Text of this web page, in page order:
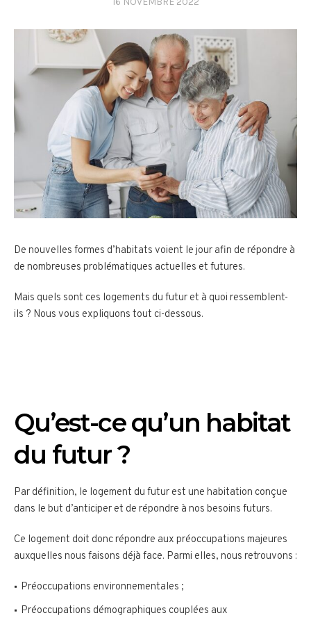
De nouvelles formes d’habitats voient le jour afin de répondre à
de nombreuses problématiques actuelles et futures.
Mais quels sont ces logements du futur et à quoi ressemblent-
ils ? Nous vous expliquons tout ci-dessous.
Qu’est-ce qu’un habitat
du futur ?
Par définition, le logement du futur est une habitation conçue
dans le but d’anticiper et de répondre à nos besoins futurs.
Ce logement doit donc répondre aux préoccupations majeures
auxquelles nous faisons déjà face. Parmi elles, nous retrouvons :
Préoccupations environnementales ;
Préoccupations démographiques couplées aux